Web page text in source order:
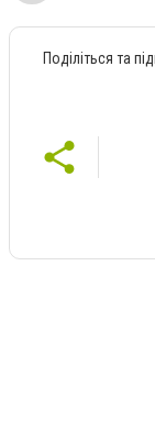
Поділіться та